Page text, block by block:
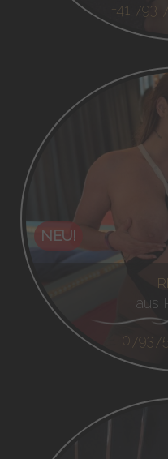
+41 793
NEU!
aus